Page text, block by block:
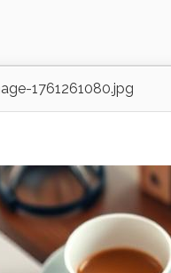
1761261080.jpg